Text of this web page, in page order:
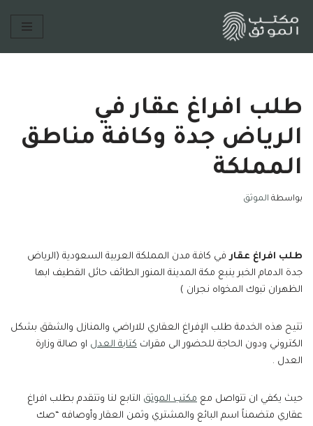
تخطى
إلى
طلب افراغ عقار في
الرياض جدة وكافة مناطق
المملكة
بواسطة الموثق
طلب افراغ عقار في كافة مدن المملكة العربية السعودية (الرياض
جدة الدمام الخبر ينبع مكة المدينة المنور الطائف حائل القطيف ابها
الظهران تبوك المخواه نجران )
تتيح هذه الخدمة طلب الإفراغ العقاري للاراضي والمنازل والشقق بشكل
الكتروني ودون الحاجة للحضور الى مقرات كتابة العدل او صالة وزارة
العدل .
حيث يكفي ان تتواصل مع مكتب الموثق التابع لنا وتتقدم بطلب افراغ
عقاري متضمناً اسم البائع والمشتري وثمن العقار وأوصافه “صك